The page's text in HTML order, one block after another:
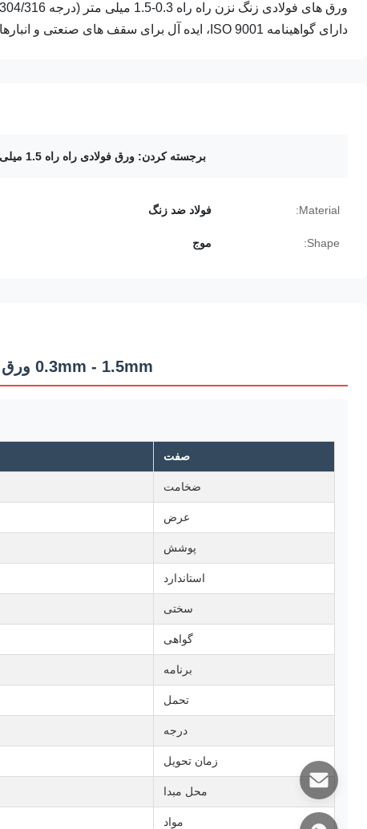
دارای گواهینامه ISO 9001، ایده آل برای سقف های صنعتی و انبارها. تحویل سریع و نمونه موجود است.
برجسته کردن: ورق فولادی راه راه 1.5 میلی متر
Material: فولاد ضد زنگ
Shape: موج
0.3mm - 1.5mm ورق فولاد ضد زنگ راه راه 304 316 ورق فلزی فولاد ضد زنگ
صفت
ضخامت
عرض
پوشش
استاندارد
سختی
گواهی
برنامه
تحمل
درجه
زمان تحویل
محل مبدا
مواد